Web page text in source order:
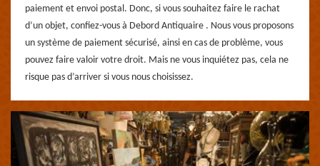
paiement et envoi postal. Donc, si vous souhaitez faire le rachat
d’un objet, confiez-vous à Debord Antiquaire . Nous vous proposons
un système de paiement sécurisé, ainsi en cas de problème, vous
pouvez faire valoir votre droit. Mais ne vous inquiétez pas, cela ne
risque pas d’arriver si vous nous choisissez.